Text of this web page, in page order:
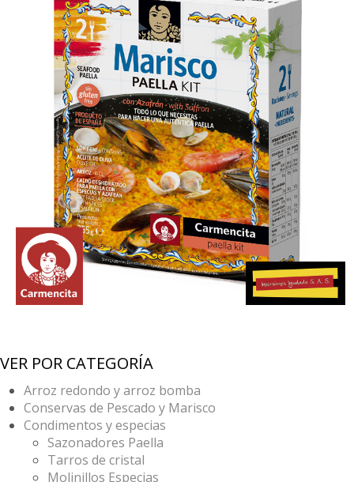
VER POR CATEGORÍA
Arroz redondo y arroz bomba
Conservas de Pescado y Marisco
Condimentos y especias
Sazonadores Paella
Tarros de cristal
Molinillos Especias